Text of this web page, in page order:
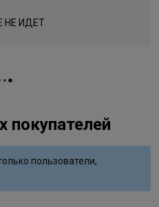
Seed Extract, Citric Acid,
НЕ ИДЕТ
пользователи,